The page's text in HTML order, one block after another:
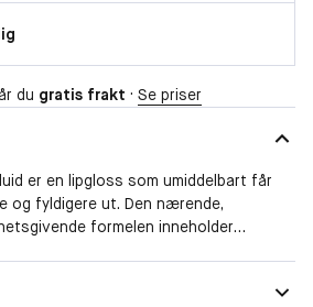
du gratis frakt · Se priser
er en lipgloss som umiddelbart får
og fyldigere ut. Den nærende,
formelen inneholder
vaniljeduft, gir lepper som både føles